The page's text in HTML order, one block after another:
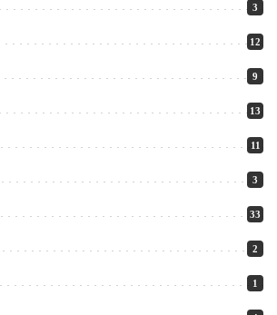
3
12
9
13
11
3
33
2
1